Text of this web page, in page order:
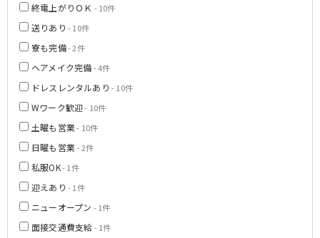
終電上がりＯＫ - 10件
送りあり - 10件
寮も完備- 2件
ヘアメイク完備- 4件
ドレスレンタルあり - 10件
Wワーク歓迎- 10件
土曜も営業- 10件
日曜も営業- 2件
私服OK- 1件
迎えあり - 1件
ニューオープン - 1件
面接交通費支給- 1件